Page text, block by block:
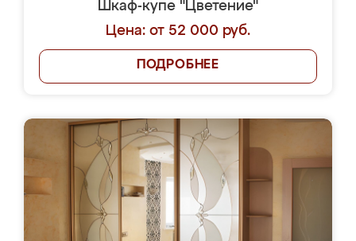
Шкаф-купе "Цветение"
Цена: от 52 000 руб.
ПОДРОБНЕЕ